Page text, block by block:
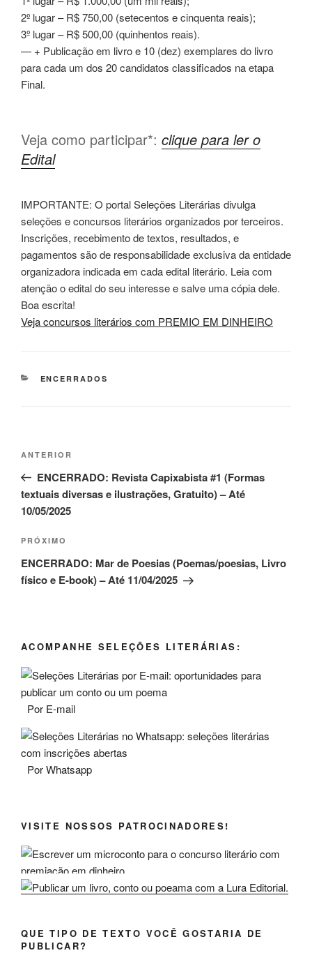
2º lugar – R$ 750,00 (setecentos e cinquenta reais);
3º lugar – R$ 500,00 (quinhentos reais).
— + Publicação em livro e 10 (dez) exemplares do livro
para cada um dos 20 candidatos classificados na etapa
Final.
Veja como participar*: clique para ler o
Edital
IMPORTANTE: O portal Seleções Literárias divulga
seleções e concursos literários organizados por terceiros.
Inscrições, recebimento de textos, resultados, e
pagamentos são de responsabilidade exclusiva da entidade
organizadora indicada em cada edital literário. Leia com
atenção o edital do seu interesse e salve uma cópia dele.
Boa escrita!
Veja concursos literários com PREMIO EM DINHEIRO
CATEGORIAS
ENCERRADOS
Post
Post
anterior
ANTERIOR
ENCERRADO: Revista Capixabista #1 (Formas
textuais diversas e ilustrações, Gratuito) – Até
10/05/2025
Próximo
post
PRÓXIMO
ENCERRADO: Mar de Poesias (Poemas/poesias, Livro
físico e E-book) – Até 11/04/2025
ACOMPANHE SELEÇÕES LITERÁRIAS:
Por E-mail
Por Whatsapp
VISITE NOSSOS PATROCINADORES!
QUE TIPO DE TEXTO VOCÊ GOSTARIA DE
PUBLICAR?